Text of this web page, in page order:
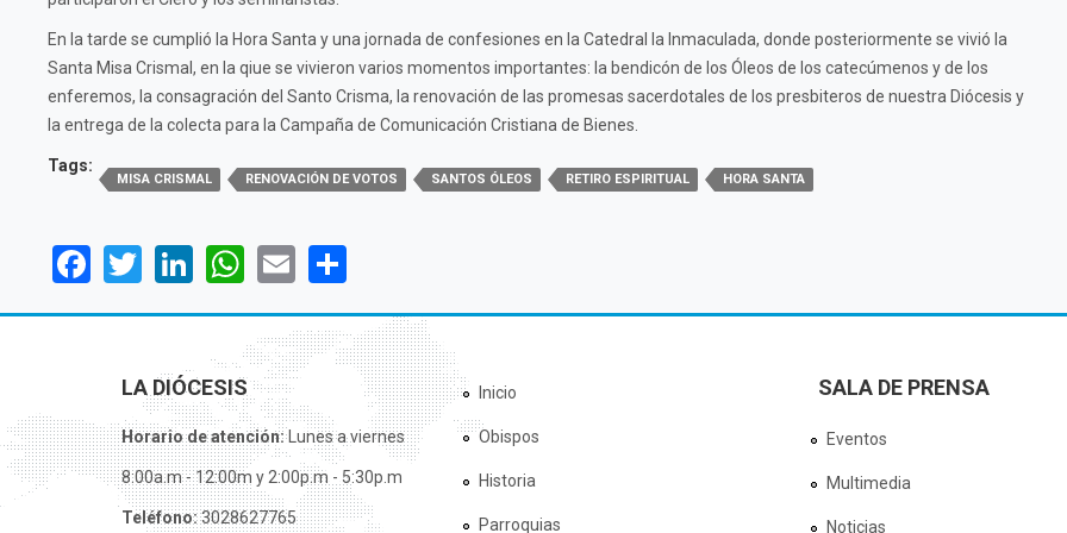
En la tarde se cumplió la Hora Santa y una jornada de confesiones en la Catedral la Inmaculada, donde posteriormente se vivió la
Santa Misa Crismal, en la qiue se vivieron varios momentos importantes: la bendicón de los Óleos de los catecúmenos y de los
enferemos, la consagración del Santo Crisma, la renovación de las promesas sacerdotales de los presbiteros de nuestra Diócesis y
la entrega de la colecta para la Campaña de Comunicación Cristiana de Bienes.
Tags:
MISA CRISMAL RENOVACIÓN DE VOTOS SANTOS ÓLEOS RETIRO ESPIRITUAL HORA SANTA
Facebook
TwitterLinkedIn
WhatsApp
Email
LA DIÓCESIS
Horario de atención:Lunes a viernes
8:00a.m - 12:00m y 2:00p.m - 5:30p.m
Teléfono:3028627765
Inicio
Obispos
Historia
Parroquias
SALA DE PRENSA
Eventos
Multimedia
Noticias